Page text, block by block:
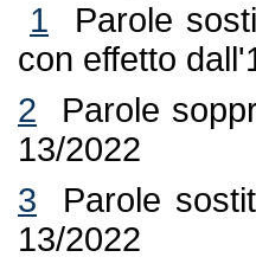
1
Parole
con effetto
2
Parole
13/2022
3
Parole
13/2022